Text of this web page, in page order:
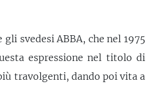
svedesi ABBA, che nel 1975
espressione nel titolo di
travolgenti, dando poi vita a